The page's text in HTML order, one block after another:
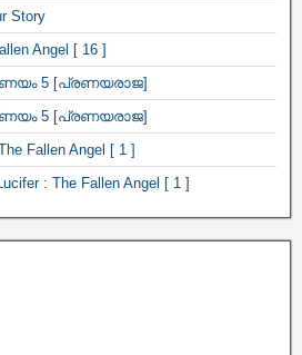
Story
Angel [ 16 ]
5 [പ്രണയരാജ]
5 [പ്രണയരാജ]
Fallen Angel [ 1 ]
: The Fallen Angel [ 1 ]